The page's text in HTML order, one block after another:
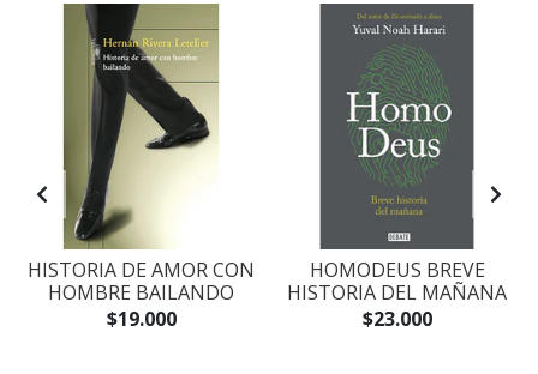
HISTORIA DE AMOR CON
HOMBRE BAILANDO
$19.000
HOMODEUS BREVE
HISTORIA DEL MAÑANA
$23.000